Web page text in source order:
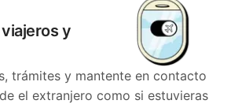
y
trámites y mantente en contacto
el extranjero como si estuvieras